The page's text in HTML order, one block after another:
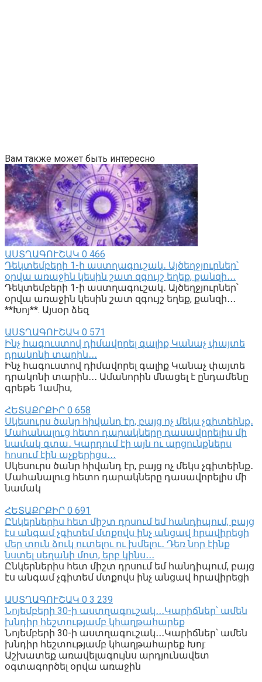
Вам также может быть интересно
ԱՍՏՂԱԳՈՒՇԱԿ 0 466
Դեկտեմբերի 1-ի աստղագուշակ․ Այծեղջյուրներ՝
օրվա առաջին կեսին շատ զգույշ եղեք, քանզի․․․
Դեկտեմբերի 1-ի աստղագուշակ․ Այծեղջյուրներ՝
օրվա առաջին կեսին շատ զգույշ եղեք, քանզի․․․
**Խոյ**. Այսօր ձեզ
ԱՍՏՂԱԳՈՒՇԱԿ 0 571
Ինչ հագուստով դիմավորել գալիք Կանաչ փայտե
դրակոնի տարին․․․
Ինչ հագուստով դիմավորել գալիք Կանաչ փայտե
դրակոնի տարին․․․ Ամանորին մնացել է ընդամենը
գրեթե 1ամիս,
ՀԵՏԱՔՐՔԻՐ 0 658
Սկեսուրս ծանր հիվանդ էր, բայց ոչ մեկս չգիտեինք․
Մահանալուց հետո դարակները դասավորելիս մի
նամակ գտա․ Կարդում էի այն ու արցունքներս
հոսում էին աչքերիցս․․․
Սկեսուրս ծանր հիվանդ էր, բայց ոչ մեկս չգիտեինք․
Մահանալուց հետո դարակները դասավորելիս մի
նամակ
ՀԵՏԱՔՐՔԻՐ 0 691
Ընկերներիս հետ միշտ դրսում եմ հանդիպում, բայց
էս անգամ չգիտեմ մտքովս ինչ անցավ հրավիրեցի
մեր տուն ձուկ ուտելու ու խմելու․ Դեռ նոր էինք
նստել սեղանի մոտ, երբ կինս․․․
Ընկերներիս հետ միշտ դրսում եմ հանդիպում, բայց
էս անգամ չգիտեմ մտքովս ինչ անցավ հրավիրեցի
ԱՍՏՂԱԳՈՒՇԱԿ 0 3 239
Նոյեմբերի 30-ի աստղագուշակ․․․Կարիճներ՝ ամեն
խնդիր հեշտությամբ կհաղթահարեք
Նոյեմբերի 30-ի աստղագուշակ․․․Կարիճներ՝ ամեն
խնդիր հեշտությամբ կհաղթահարեք Խոյ:
Աշխատեք առավելագույնս արդյունավետ
օգտագործել օրվա առաջին